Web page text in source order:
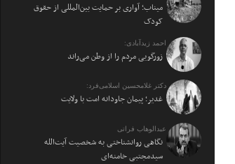
میناب؛ آواری بر حمایت بین‌المللی از حقوق
کودک
احمد زیدآبادی:
زورگویی مردم را از وطن می‌راند
دکتر غلامحسین اسلامی‌فرد:
غدیر؛ پیمان جاودانه امت با ولایت
عبدالوهاب فراتی
نگاهی روانشناختی به شخصیت آیت‌الله
سیدمجتبی خامنه‌ای